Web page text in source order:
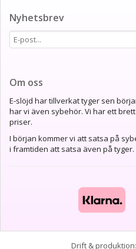
Nyhetsbrev
Om oss
E-slöjd har tillverkat tyger sen
har vi även sybehör. Vi har ett
priser.
I början kommer vi att satsa på
i framtiden att satsa även på tyger.
Drift & produktion: